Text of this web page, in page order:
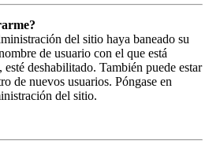
del sitio haya baneado su
de usuario con el que está
esté deshabilitado. También puede estar
de nuevos usuarios. Póngase en
del sitio.